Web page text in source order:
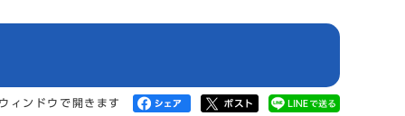
ィンドウで開きます